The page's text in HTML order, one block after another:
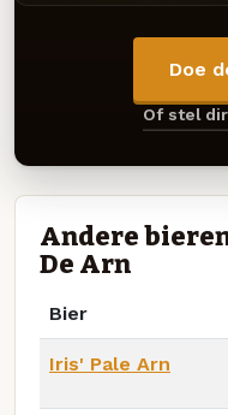
Doe
Of stel
Andere
De Arn
Bier
Iris' Pale Arn